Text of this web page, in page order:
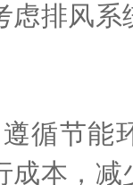
虑排风
循节能
成本，